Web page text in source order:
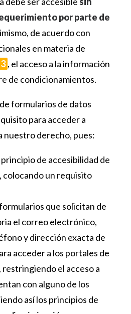
por parte de
de acuerdo con
en materia de
3 , el acceso a la información
de condicionamientos.
formularios de datos
para acceder a
nuestro derecho, pues:
de accesibilidad de
colocando un requisito
que solicitan de
el correo electrónico,
y dirección exacta de
acceder a los portales de
el acceso a
con alguno de los
así los principios de